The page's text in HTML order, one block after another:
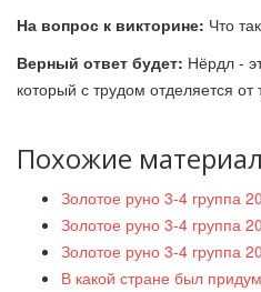
На вопрос к викторине: Что
Верный ответ будет: Нёрдл -
который с трудом отделяется от
Похожие
Золотое руно 3-4 группа
Золотое руно 3-4 группа
Золотое руно 3-4 группа
В какой стране был